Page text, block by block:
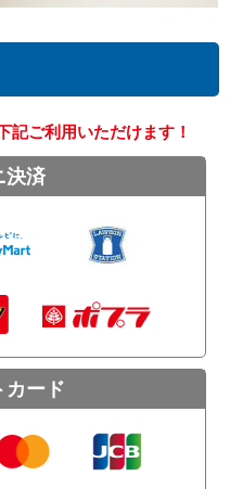
記ご利用いただけます！
決済
カード